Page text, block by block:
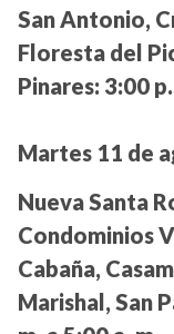
San Antonio,
Floresta del
Pinares: 3:00
Martes 11 de
Nueva Santa
Condominios
Cabaña,
Marishal, San